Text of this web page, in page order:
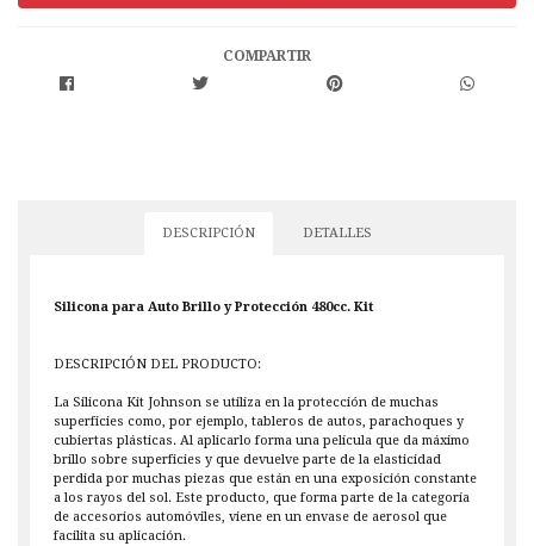
COMPARTIR
DESCRIPCIÓN DETALLES
Silicona para Auto Brillo y Protección 480cc. Kit
DESCRIPCIÓN DEL PRODUCTO:
La Silicona Kit Johnson se utiliza en la protección de muchas
superficies como, por ejemplo, tableros de autos, parachoques y
cubiertas plásticas. Al aplicarlo forma una película que da máximo
brillo sobre superficies y que devuelve parte de la elasticidad
perdida por muchas piezas que están en una exposición constante
a los rayos del sol. Este producto, que forma parte de la categoría
de accesorios automóviles, viene en un envase de aerosol que
facilita su aplicación.